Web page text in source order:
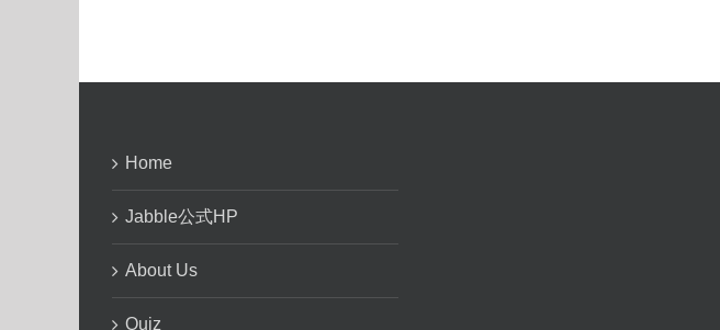
Home
Jabble公式HP
About Us
Quiz